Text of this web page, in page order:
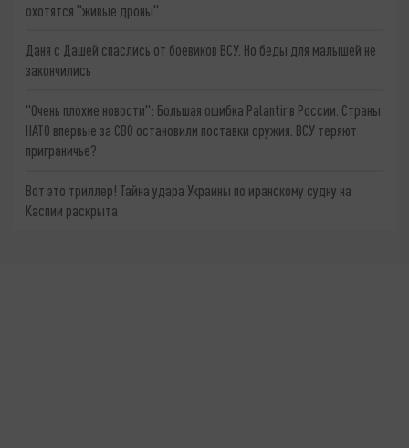
охотятся "живые дроны"
Даня с Дашей спаслись от боевиков ВСУ. Но беды для малышей не
закончились
"Очень плохие новости": Большая ошибка Palantir в России. Страны
НАТО впервые за СВО остановили поставки оружия. ВСУ теряют
приграничье?
Вот это триллер! Тайна удара Украины по иранскому судну на
Каспии раскрыта